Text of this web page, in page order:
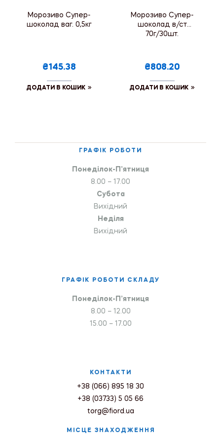
Морозиво Супер-
шоколад ваг. 0,5кг
₴145.38
ДОДАТИ В КОШИК
Морозиво Супер-
шоколад в/ст
70г/30шт.
₴808.20
ДОДАТИ В КОШИК
ГРАФІК РОБОТИ
Понеділок-П’ятниця
8.00 – 17.00
Субота
Вихідний
Неділя
Вихідний
ГРАФІК РОБОТИ СКЛАДУ
Понеділок-П’ятниця
8.00 – 12.00
15.00 – 17.00
КОНТАКТИ
+38 (066) 895 18 30
+38 (03733) 5 05 66
torg@fiord.ua
МІСЦЕ ЗНАХОДЖЕННЯ